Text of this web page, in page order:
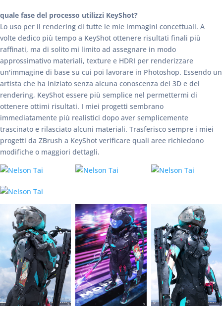
quale fase del processo utilizzi KeyShot?
Lo uso per il rendering di tutte le mie immagini concettuali. A
volte dedico più tempo a KeyShot ottenere risultati finali più
raffinati, ma di solito mi limito ad assegnare in modo
approssimativo materiali, texture e HDRI per renderizzare
un'immagine di base su cui poi lavorare in Photoshop. Essendo un
artista che ha iniziato senza alcuna conoscenza del 3D e del
rendering, KeyShot essere più semplice nel permettermi di
ottenere ottimi risultati. I miei progetti sembrano
immediatamente più realistici dopo aver semplicemente
trascinato e rilasciato alcuni materiali. Trasferisco sempre i miei
progetti da ZBrush a KeyShot verificare quali aree richiedono
modifiche o maggiori dettagli.